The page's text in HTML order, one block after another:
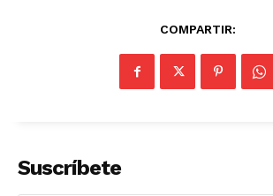
COMPARTIR:
Suscríbete